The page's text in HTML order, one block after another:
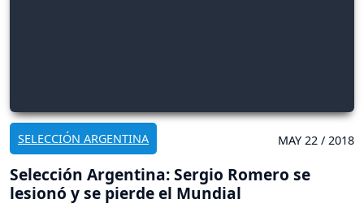
SELECCIÓN ARGENTINA MAY 22 / 2018
Selección Argentina: Sergio Romero se
lesionó y se pierde el Mundial